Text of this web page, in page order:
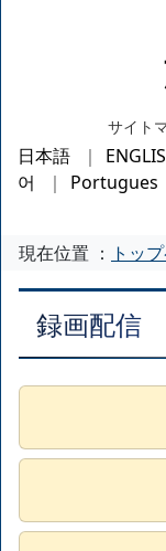
サイト
日本語
어
Portugues
現在位置 ： トッ
録画配信